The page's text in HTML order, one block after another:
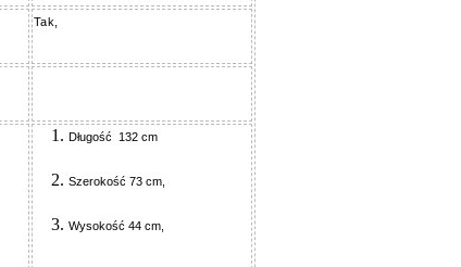
Tak,
Długość 132 cm
Szerokość 73 cm,
Wysokość 44 cm,